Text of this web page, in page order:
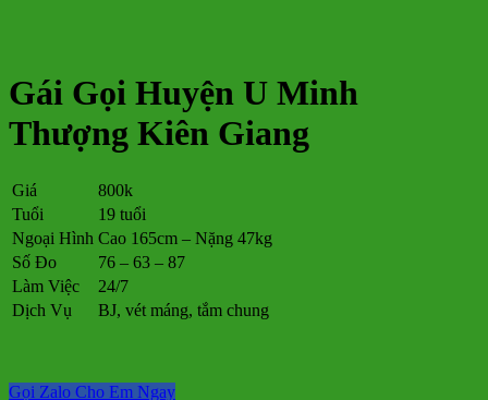
Gái Gọi Huyện U Minh
Thượng Kiên Giang
Giá
800k
Tuổi
19 tuổi
Ngoại Hình Cao 165cm – Nặng 47kg
Số Đo
76 – 63 – 87
Làm Việc
24/7
Dịch Vụ
BJ, vét máng, tắm chung
Gọi Zalo Cho Em Ngay